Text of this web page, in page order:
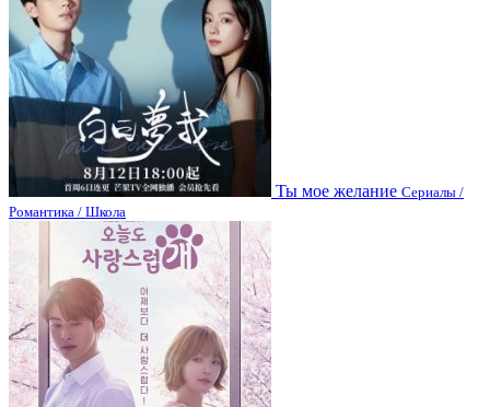
Ты мое желание Сериалы /
Романтика / Школа